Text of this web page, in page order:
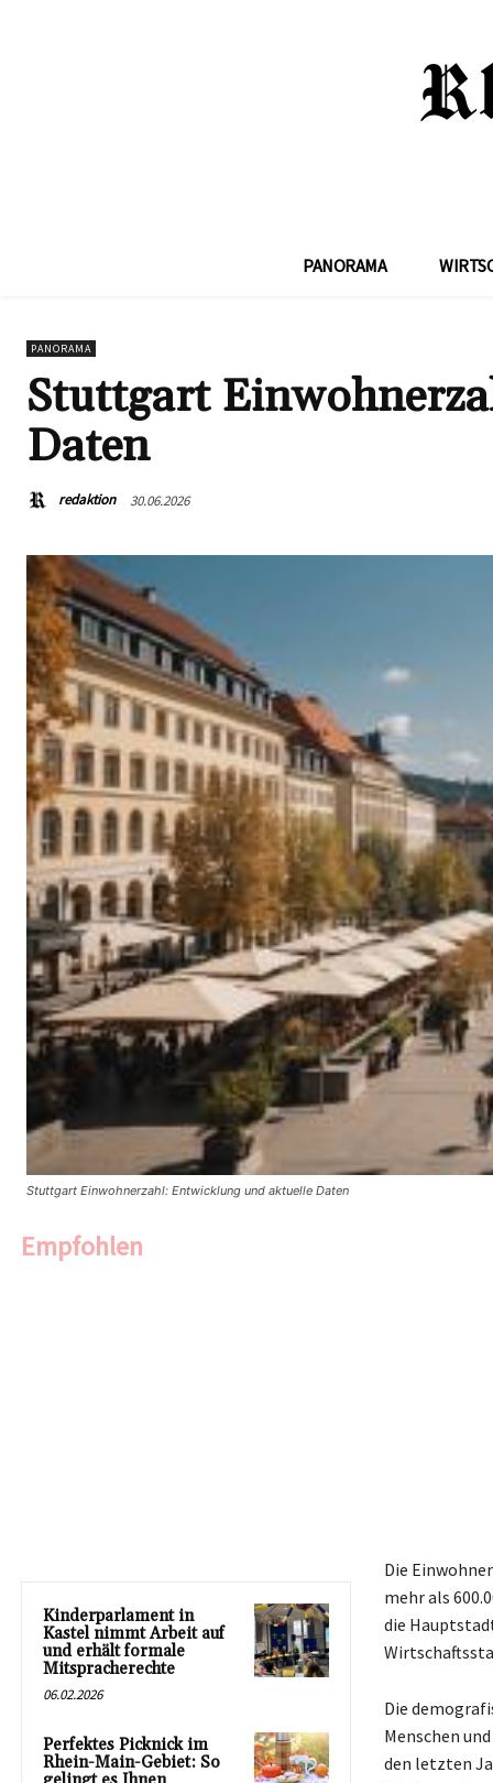
PANORAMA
PANORAMA
Stuttgart
Daten
redaktion 30.06.2026
Stuttgart Einwohnerzahl: Entwicklung und aktuelle Daten
Empfohlen
Kinderparlament in
Kastel nimmt Arbeit auf
und erhält formale
Mitspracherechte
06.02.2026
Perfektes Picknick im
Rhein-Main-Gebiet: So
Die
mehr als
die
Die
Menschen
den letzten